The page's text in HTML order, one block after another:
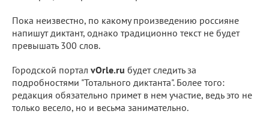
Пока неизвестно, по какому произведению россияне
напишут диктант, однако традиционно текст не будет
превышать 300 слов.
Городской портал vOrle.ru будет следить за
подробностями "Тотального диктанта". Более того:
редакция обязательно примет в нем участие, ведь это не
только весело, но и весьма занимательно.